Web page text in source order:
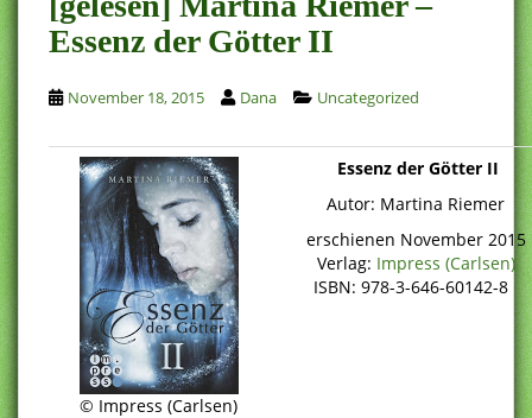
Essenz der Götter II
November 18, 2015 Dana Uncategorized
© Impress (Carlsen)
Essenz der Götter II
Autor: Martina Riemer
erschienen November 2015
Verlag: Impress (Carlsen)
ISBN: 978-3-646-60142-8